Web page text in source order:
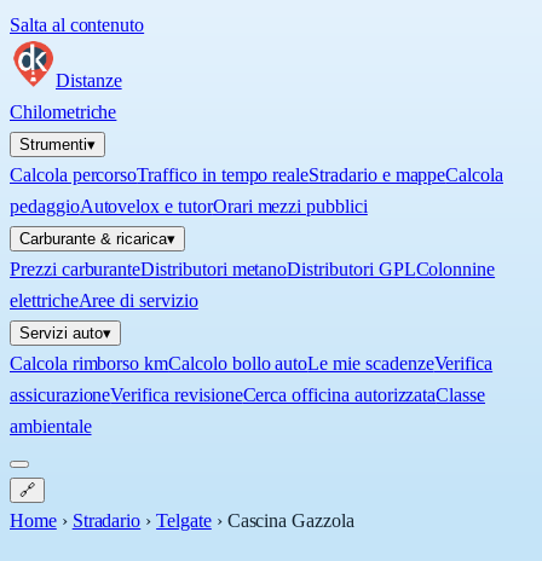
Salta al contenuto
Distanze
Chilometriche
Strumenti▾
Calcola percorsoTraffico in tempo realeStradario e mappeCalcola
pedaggioAutovelox e tutorOrari mezzi pubblici
Carburante & ricarica▾
Prezzi carburanteDistributori metanoDistributori GPLColonnine
elettricheAree di servizio
Servizi auto▾
Calcola rimborso kmCalcolo bollo autoLe mie scadenzeVerifica
assicurazioneVerifica revisioneCerca officina autorizzataClasse
ambientale
🔗
Home › Stradario › Telgate › Cascina Gazzola